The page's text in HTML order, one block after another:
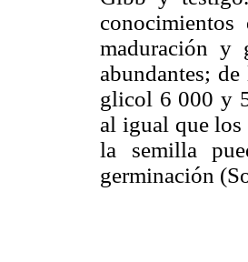
maduración y
abundantes;
glicol 6 000 y
al igual que los
la semilla
germinación